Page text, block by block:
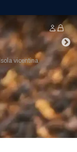
Isola vicentina